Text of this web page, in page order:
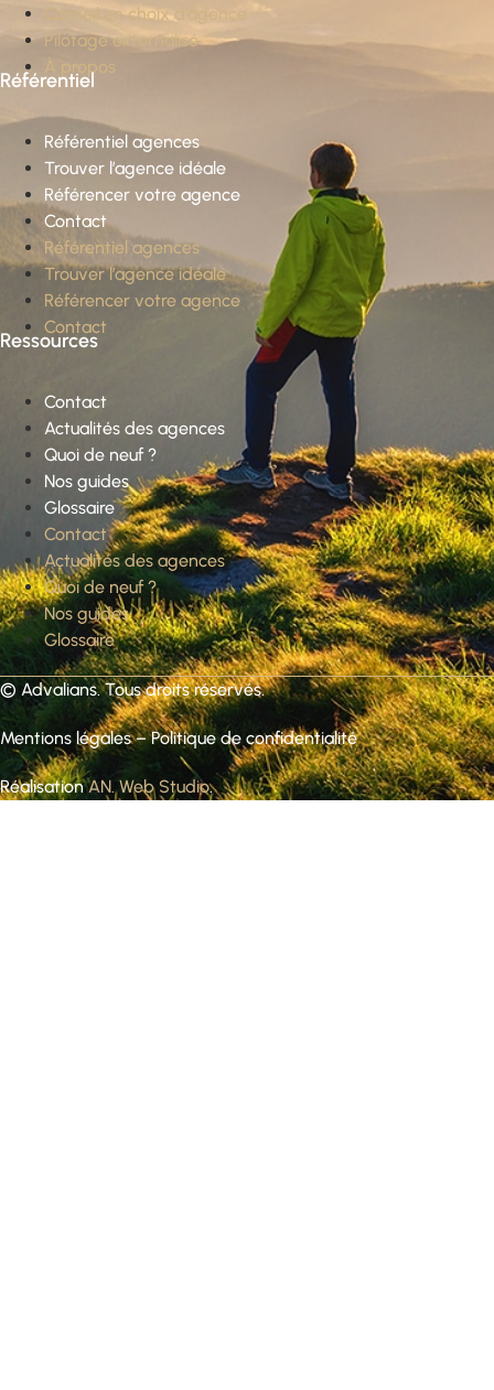
Conseil en choix d’agence
Pilotage externalisé
À propos
Référentiel
Référentiel agences
Trouver l’agence idéale
Référencer votre agence
Contact
Référentiel agences
Trouver l’agence idéale
Référencer votre agence
Contact
Ressources
Contact
Actualités des agences
Quoi de neuf ?
Nos guides
Glossaire
Contact
Actualités des agences
Quoi de neuf ?
Nos guides
Glossaire
© Advalians. Tous droits réservés.
Mentions légales–Politique de confidentialité
RéalisationAN. Web Studio.